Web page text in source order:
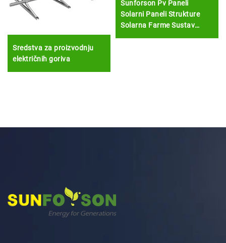
Sredstva za proizvodnju
električnih goriva
Sunforson Pv Paneli
Solarni Paneli Strukture
Solarna Farme Sustav